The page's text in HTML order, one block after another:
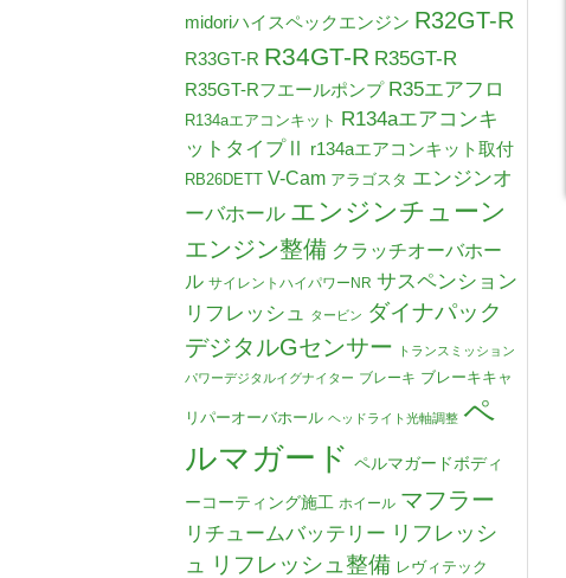
midoriハイスペックエンジン R32GT-R
R33GT-R R34GT-R R35GT-R
R35GT-Rフエールポンプ R35エアフロ
R134aエアコンキット R134aエアコンキ
ットタイプⅡ
r134aエアコンキット取付
RB26DETT V-Cam アラゴスタ エンジンオ
ーバホール エンジンチューン
エンジン整備 クラッチオーバホー
ル サイレントハイパワーNR サスペンション
リフレッシュ
タービン ダイナパック
デジタルGセンサー
トランスミッション
パワーデジタルイグナイター ブレーキ ブレーキキャ
リパーオーバホール ヘッドライト光軸調整 ペ
ルマガード ペルマガードボディ
ーコーティング施工 ホイール マフラー
リチュームバッテリー リフレッシ
ュ
リフレッシュ整備 レヴィテック